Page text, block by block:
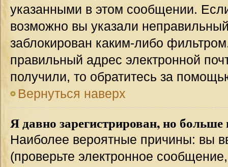
указанными в этом сообщении.
возможно вы указали
заблокирован каким-либо
правильный адрес электронной
получили, то обратитесь за
Вернуться наверх
Я давно зарегистрирован, но
Наиболее вероятные причины: вы
(проверьте электронное